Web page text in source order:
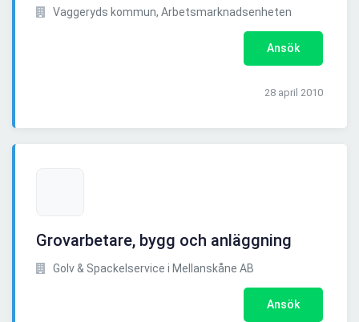
Vaggeryds kommun, Arbetsmarknadsenheten
Ansök
28 april 2010
Grovarbetare, bygg och anläggning
Golv & Spackelservice i Mellanskåne AB
Ansök